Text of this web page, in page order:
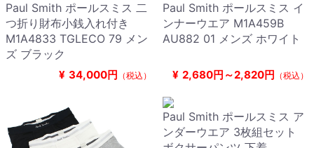
Paul Smith ポールスミス 二
つ折り財布小銭入れ付き
M1A4833 TGLECO 79 メン
ズ ブラック
¥ 34,000円 （税込）
Paul Smith ポールスミス イ
ンナーウエア M1A459B
AU882 01 メンズ ホワイト
¥ 2,680円～2,820円 （税込）
Paul Smith ポールスミス ア
ンダーウエア 3枚組セット